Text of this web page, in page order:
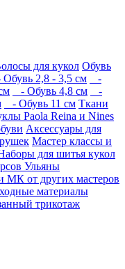
для кукол Обувь
2,8 - 3,5 см
-
- Обувь 4,8 см
-
- Обувь 11 см Ткани
Paola Reina и Nines
Аксессуары для
Мастер классы и
для шитья кукол
Ульяны
МК от других мастеров
материалы
трикотаж